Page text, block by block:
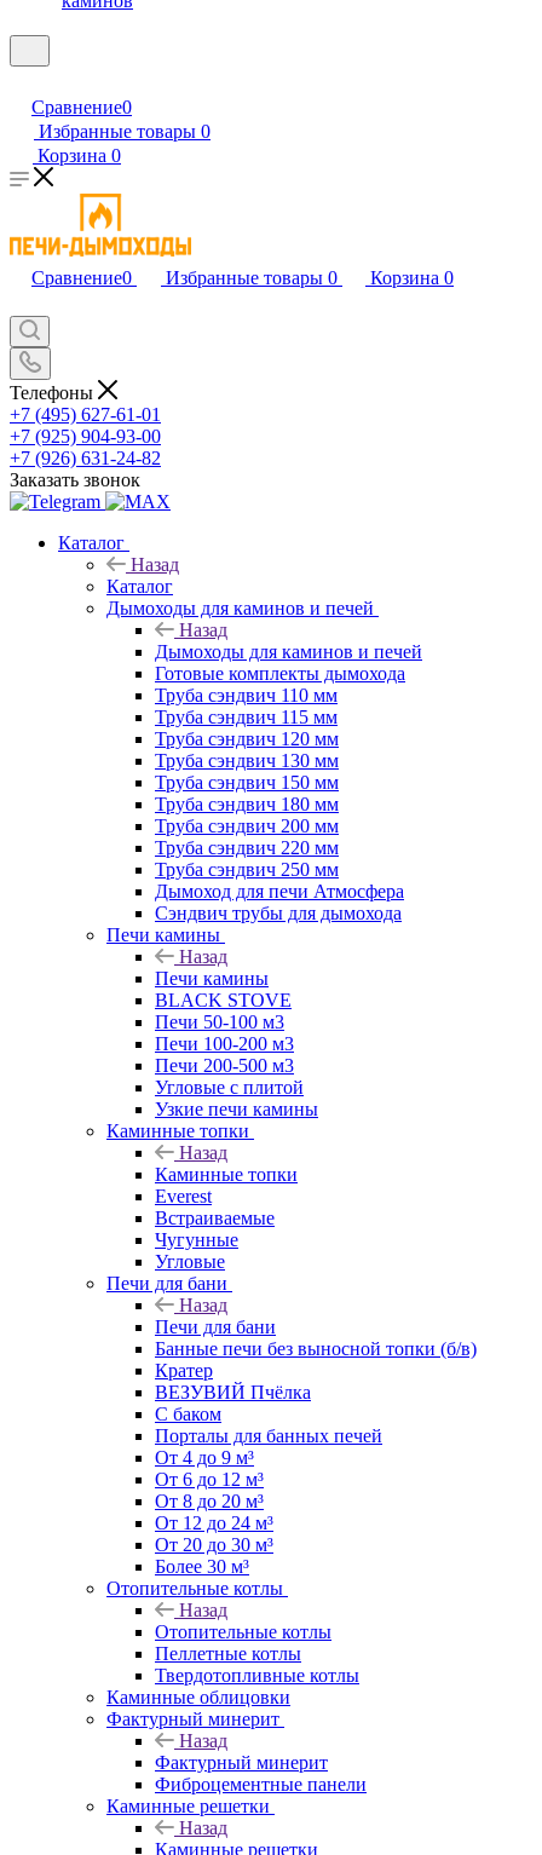
Сравнение0
Избранные товары 0
Корзина 0
Сравнение0 Избранные товары 0 Корзина 0
Телефоны
+7 (495) 627-61-01
+7 (925) 904-93-00
+7 (926) 631-24-82
Заказать звонок
Каталог
Назад
Каталог
Дымоходы для каминов и печей
Назад
Дымоходы для каминов и печей
Готовые комплекты дымохода
Труба сэндвич 110 мм
Труба сэндвич 115 мм
Труба сэндвич 120 мм
Труба сэндвич 130 мм
Труба сэндвич 150 мм
Труба сэндвич 180 мм
Труба сэндвич 200 мм
Труба сэндвич 220 мм
Труба сэндвич 250 мм
Дымоход для печи Атмосфера
Сэндвич трубы для дымохода
Печи камины
Назад
Печи камины
BLACK STOVE
Печи 50-100 м3
Печи 100-200 м3
Печи 200-500 м3
Угловые с плитой
Узкие печи камины
Каминные топки
Назад
Каминные топки
Everest
Встраиваемые
Чугунные
Угловые
Печи для бани
Назад
Печи для бани
Банные печи без выносной топки (б/в)
Кратер
ВЕЗУВИЙ Пчёлка
С баком
Порталы для банных печей
От 4 до 9 м³
От 6 до 12 м³
От 8 до 20 м³
От 12 до 24 м³
От 20 до 30 м³
Более 30 м³
Отопительные котлы
Назад
Отопительные котлы
Пеллетные котлы
Твердотопливные котлы
Каминные облицовки
Фактурный минерит
Назад
Фактурный минерит
Фиброцементные панели
Каминные решетки
Назад
Каминные решетки